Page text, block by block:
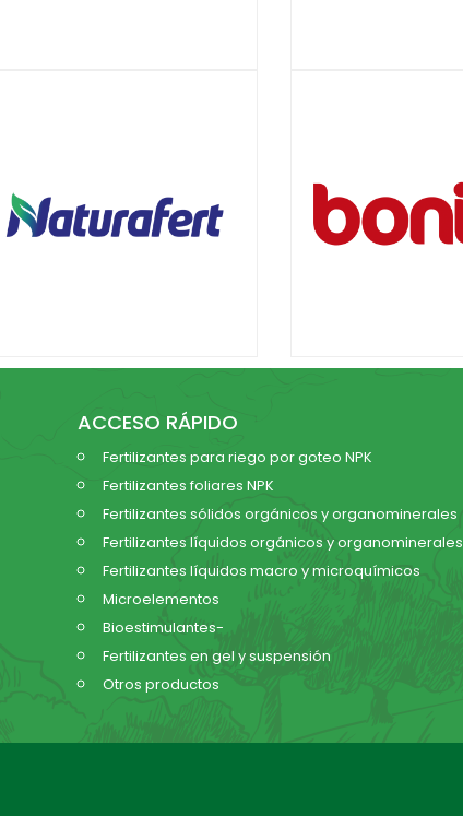
ACCESO RÁPIDO
Fertilizantes para riego por goteo NPK
Fertilizantes foliares NPK
Fertilizantes sólidos orgánicos y organominerales
Fertilizantes líquidos orgánicos y organominerales
Fertilizantes líquidos macro y microquímicos
Microelementos
Bioestimulantes-
Fertilizantes en gel y suspensión
Otros productos